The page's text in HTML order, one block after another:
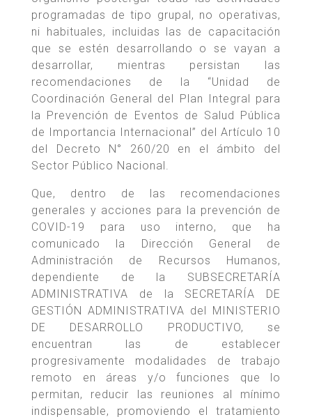
programadas de tipo grupal, no operativas,
ni habituales, incluidas las de capacitación
que se estén desarrollando o se vayan a
desarrollar, mientras persistan las
recomendaciones de la “Unidad de
Coordinación General del Plan Integral para
la Prevención de Eventos de Salud Pública
de Importancia Internacional” del Artículo 10
del Decreto N° 260/20 en el ámbito del
Sector Público Nacional.
Que, dentro de las recomendaciones
generales y acciones para la prevención de
COVID-19 para uso interno, que ha
comunicado la Dirección General de
Administración de Recursos Humanos,
dependiente de la SUBSECRETARÍA
ADMINISTRATIVA de la SECRETARÍA DE
GESTIÓN ADMINISTRATIVA del MINISTERIO
DE DESARROLLO PRODUCTIVO, se
encuentran las de establecer
progresivamente modalidades de trabajo
remoto en áreas y/o funciones que lo
permitan, reducir las reuniones al mínimo
indispensable, promoviendo el tratamiento